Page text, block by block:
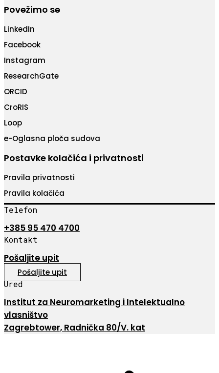
Povežimo se
LinkedIn
Facebook
Instagram
ResearchGate
ORCID
CroRIS
Loop
e-Oglasna ploča sudova
Postavke kolačića i privatnosti
Pravila privatnosti
Pravila kolačića
Telefon
+385 95 470 4700
Kontakt
Pošaljite upit
Pošaljite upit
Ured
Institut za Neuromarketing i Intelektualno
vlasništvo
Zagrebtower, Radnička 80/V. kat